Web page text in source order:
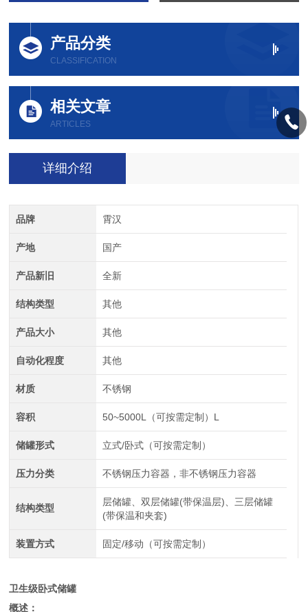
产品分类
CLASSIFICATION
相关文章
ARTICLES
详细介绍
品牌 霄汉
产地 国产
产品新旧 全新
结构类型 其他
产品大小 其他
自动化程度 其他
材质 不锈钢
容积 50~5000L（可按需定制）L
储罐形式 立式/卧式（可按需定制）
压力分类 不锈钢压力容器，非不锈钢压力容器
结构类型
层储罐、双层储罐(带保温层)、三层储罐
(带保温和夹套)
装置方式 固定/移动（可按需定制）
卫生级卧式储罐
概述：